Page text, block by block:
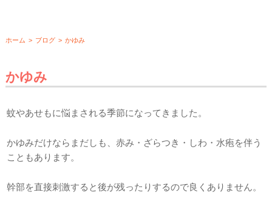
ホーム > ブログ > かゆみ
かゆみ
蚊やあせもに悩まされる季節になってきました。
かゆみだけならまだしも、赤み・ざらつき・しわ・水疱を伴う
こともあります。
幹部を直接刺激すると後が残ったりするので良くありません。